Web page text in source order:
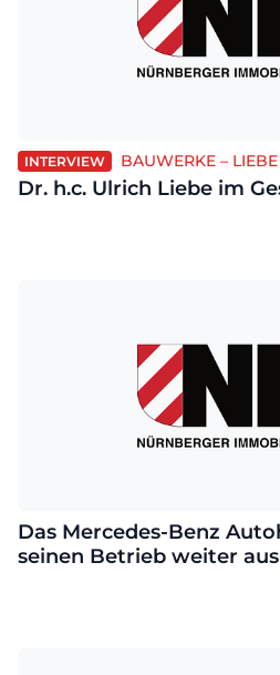
INTERVIEW BAUWERKE –
Dr. h.c. Ulrich Liebe im
Das Mercedes-Benz
seinen Betrieb weiter aus